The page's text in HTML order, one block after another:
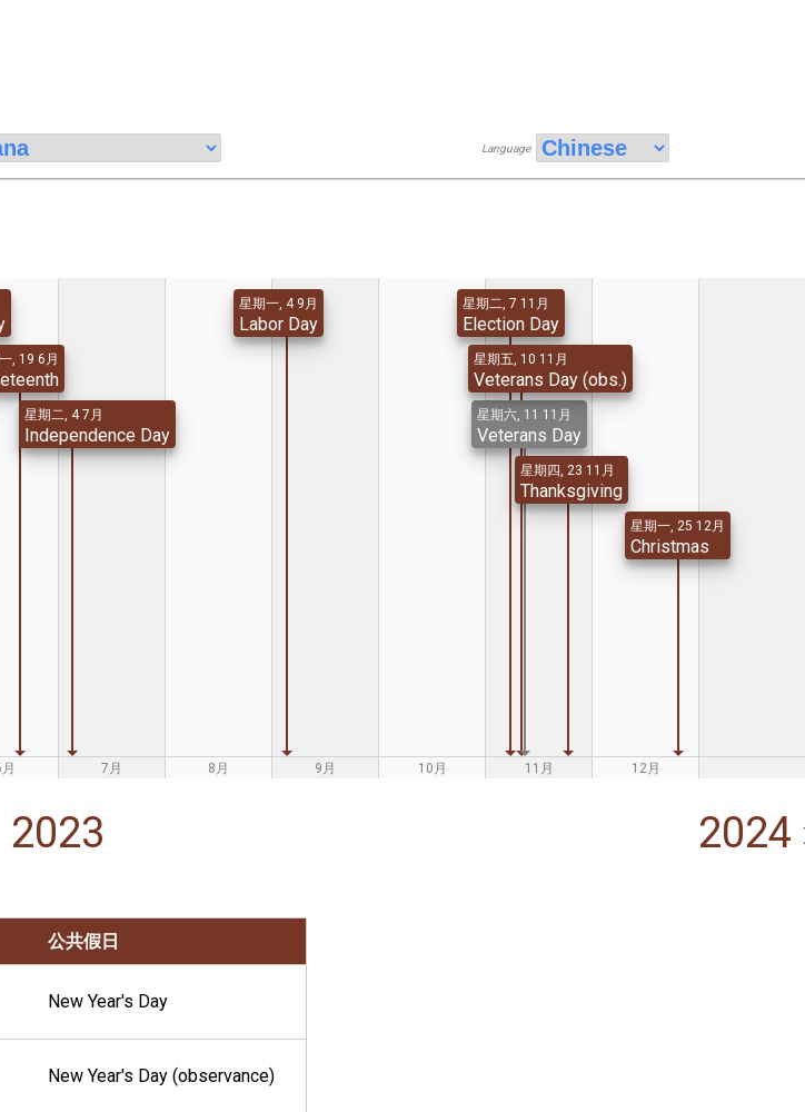
Language
, 19 6月
星期二, 4 7月
Independence Day
星期一, 4 9月
Labor Day
星期二, 7 11月
Election Day
星期五, 10 11月
Veterans Day (obs.)
星期六, 11 11月
Veterans Day
星期四, 23 11月
Thanksgiving
星期一, 25 12月
Christmas
7月 8月 9月 10月 11月 12月
2023 2024
公共假日
New Year's Day
New Year's Day (observance)